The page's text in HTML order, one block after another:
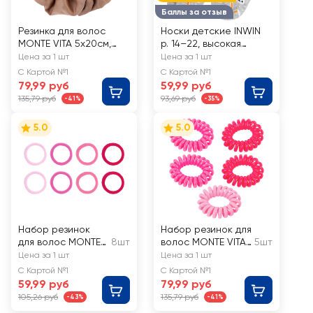
Резинка для волос
MONTE VITA 5х20см,
скранч коричневая
Цена за 1 шт
С Картой №1
79,99 руб
135,79 руб -41%
Баллы за отзыв
Носки детские INWIN
р. 14–22, высокая
посадка с дизайном
зайцы, Арт. FKSG-01-
RB
Цена за 1 шт
С Картой №1
59,99 руб
93,69 руб -35%
5.0
Набор резинок
для волос MONTE
VITA мягкие,
средние
8шт
Цена за 1 шт
С Картой №1
59,99 руб
105,26 руб -43%
5.0
Набор резинок для
волос MONTE VITA
d=3см, пружинка
5шт
Цена за 1 шт
С Картой №1
79,99 руб
135,79 руб -41%